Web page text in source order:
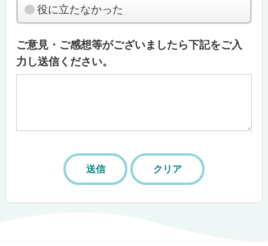
役に立たなかった
ご意見・ご感想等がございましたら下記をご入
力し送信ください。